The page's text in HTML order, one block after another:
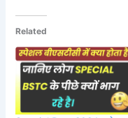
Related